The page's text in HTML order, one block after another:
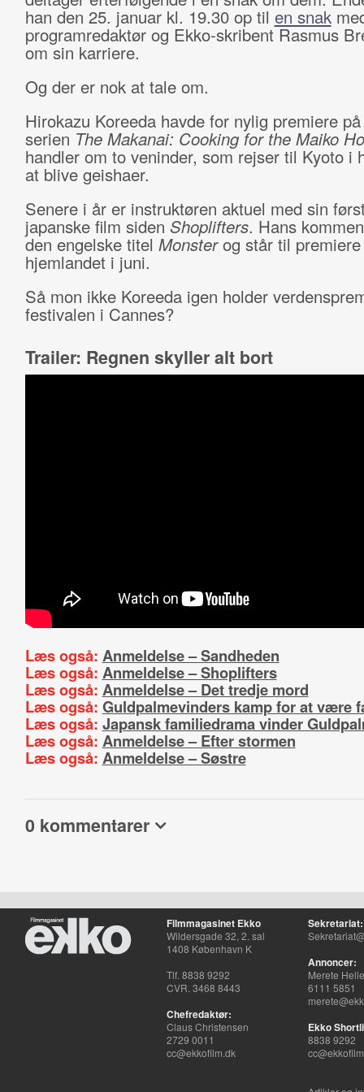
han den 25. januar kl. 19.30 op til en snak
programredaktør og Ekko-skribent Rasmus
om sin karriere.
Og der er nok at tale om.
Hirokazu Koreeda havde for nylig premiere
serien The Makanai: Cooking for the Maiko
handler om to veninder, som rejser til Kyoto i
at blive geishaer.
Senere i år er instruktøren aktuel med sin
japanske film siden Shoplifters. Hans
den engelske titel Monsterog står til
hjemlandet i juni.
Så mon ikke Koreeda igen holder
festivalen i Cannes?
Trailer: Regnen skyller alt bort
Læs også: Anmeldelse – Sandheden
Læs også: Anmeldelse – Shoplifters
Læs også: Anmeldelse – Det tredje mord
Læs også: Guldpalmevinders kamp for at være
Læs også: Japansk familiedrama vinder
Læs også: Anmeldelse – Efter stormen
Læs også: Anmeldelse – Søstre
0 kommentarer
Filmmagasinet Ekko
Wildersgade 32, 2. sal
1408 København K
Tlf. 8838 9292
CVR. 3468 8443
Chefredaktør:
Claus Christensen
2729 0011
cc@ekkofilm.dk
Sekretariat:
Annoncer:
Merete
6111 5851
Ekko
8838 9292